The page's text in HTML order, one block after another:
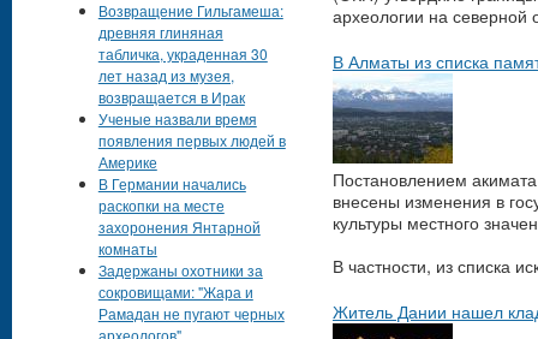
археологии на
В Алматы из списка
Постановлением
внесены изменения в
культуры местного
В частности, из списка
Житель Дании нашел
Возвращение Гильгамеша:
древняя глиняная
табличка, украденная 30
лет назад из музея,
возвращается в Ирак
Ученые назвали время
появления первых людей в
Америке
В Германии начались
раскопки на месте
захоронения Янтарной
комнаты
Задержаны охотники за
сокровищами: "Жара и
Рамадан не пугают черных